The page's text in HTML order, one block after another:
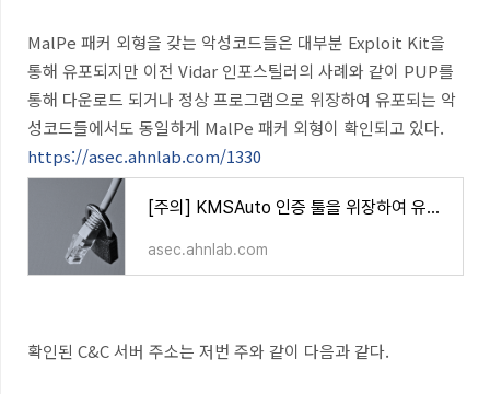
MalPe 패커 외형을 갖는 악성코드들은 대부분 Exploit Kit을
통해 유포되지만 이전 Vidar 인포스틸러의 사례와 같이 PUP를
통해 다운로드 되거나 정상 프로그램으로 위장하여 유포되는 악
성코드들에서도 동일하게 MalPe 패커 외형이 확인되고 있다.
https://asec.ahnlab.com/1330
[주의] KMSAuto 인증 툴을 위장하여 유포 중인 Vidar 인포스틸러
asec.ahnlab.com
확인된 C&C 서버 주소는 저번 주와 같이 다음과 같다.